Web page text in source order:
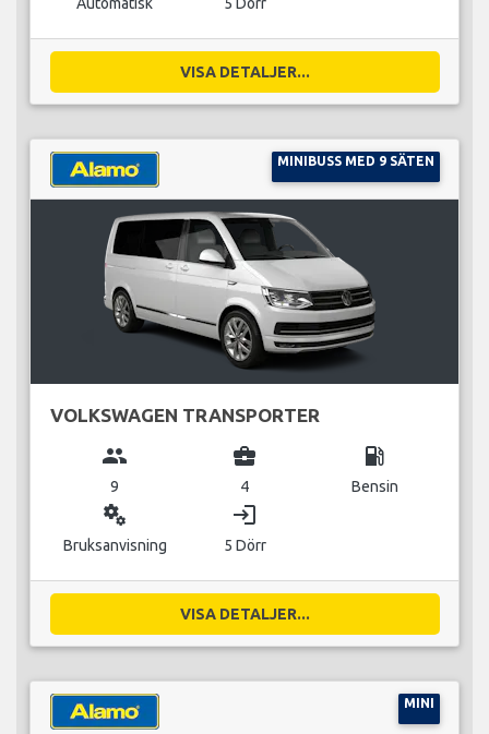
VISA DETALJER...
MINIBUSS MED 9 SÄTEN
VOLKSWAGEN TRANSPORTER
group
9
business_center
4
local_gas_station
Bensin
miscellaneous_services
Bruksanvisning
login
5 Dörr
VISA DETALJER...
MINI